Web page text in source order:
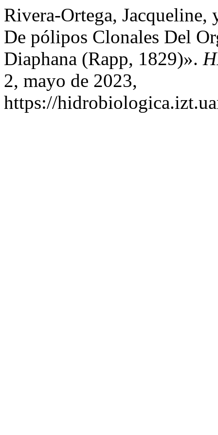
Rivera-Ortega,
De pólipos Clonales Del
Diaphana (Rapp, 1829)».
2, mayo de 2023,
https://